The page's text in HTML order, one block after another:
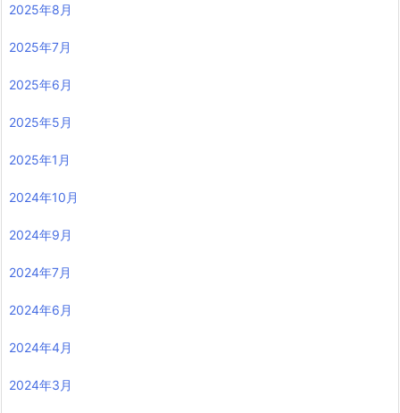
2025年8月
2025年7月
2025年6月
2025年5月
2025年1月
2024年10月
2024年9月
2024年7月
2024年6月
2024年4月
2024年3月